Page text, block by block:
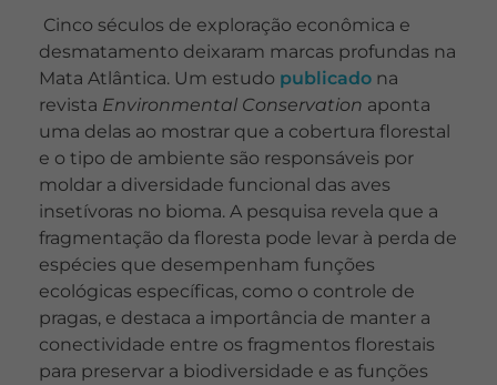
Cinco séculos de exploração econômica e
desmatamento deixaram marcas profundas na
Mata Atlântica. Um estudo publicado na
revista Environmental Conservation aponta
uma delas ao mostrar que a cobertura florestal
e o tipo de ambiente são responsáveis por
moldar a diversidade funcional das aves
insetívoras no bioma. A pesquisa revela que a
fragmentação da floresta pode levar à perda de
espécies que desempenham funções
ecológicas específicas, como o controle de
pragas, e destaca a importância de manter a
conectividade entre os fragmentos florestais
para preservar a biodiversidade e as funções